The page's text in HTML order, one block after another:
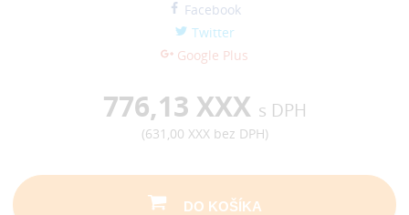
Facebook
Twitter
Google Plus
776,13 XXX s DPH
(631,00 XXXbez DPH)
DO KOŠÍKA